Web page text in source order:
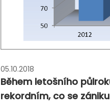
05.10.2018
Během letošního
rekordním, co se